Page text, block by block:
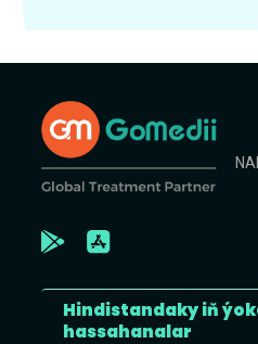
Hindistandaky iň
hassahanalar